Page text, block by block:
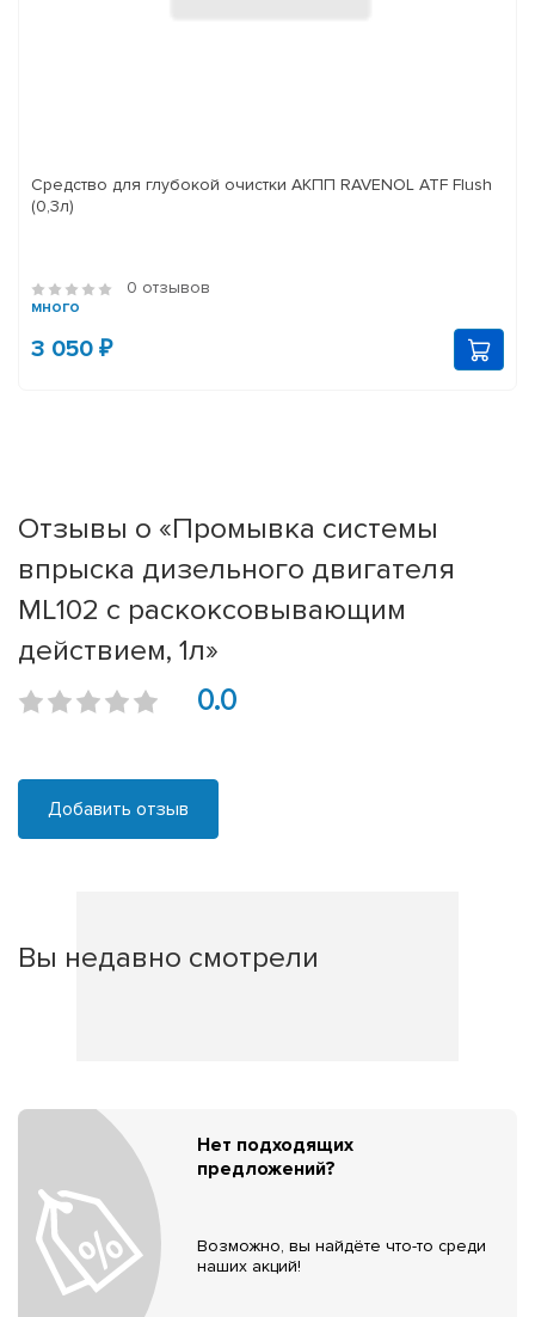
Средство для глубокой очистки АКПП RAVENOL ATF Flush
(0,3л)
0 отзывов
много
3 050 ₽
Отзывы о «Промывка системы
впрыска дизельного двигателя
ML102 с раскоксовывающим
действием, 1л»
0.0
Добавить отзыв
Вы недавно смотрели
Нет подходящих
предложений?
Возможно, вы найдёте что-то среди
наших акций!